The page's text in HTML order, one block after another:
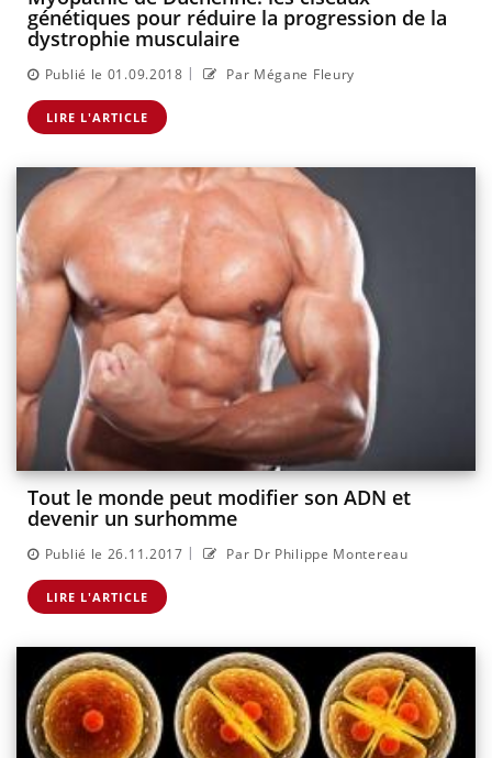
génétiques pour réduire la progression de la
dystrophie musculaire
Publié le 01.09.2018 | Par Mégane Fleury
LIRE L'ARTICLE
Tout le monde peut modifier son ADN et
devenir un surhomme
Publié le 26.11.2017 | Par Dr Philippe Montereau
LIRE L'ARTICLE